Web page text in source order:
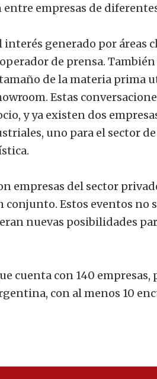
empresas de
generado por áreas
de prensa. También
de la materia prima
Estas
y ya existen dos
uno para el sector de
empresas del sector
conjunto. Estos eventos no
nuevas posibilidades
cuenta con 140 empresas,
con al menos 10